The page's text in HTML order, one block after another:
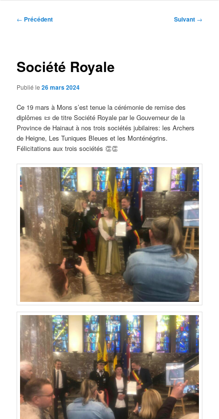
Navigation
← Précédent Suivant →
Société Royale
Publié le26 mars 2024
Ce 19 mars à Mons s’est tenue la cérémonie de remise des
diplômes 📜 de titre Société Royale par le Gouverneur de la
Province de Hainaut à nos trois sociétés jubilaires: les Archers
de Heigne, Les Tuniques Bleues et les Monténégrins.
Félicitations aux trois sociétés 👏👏